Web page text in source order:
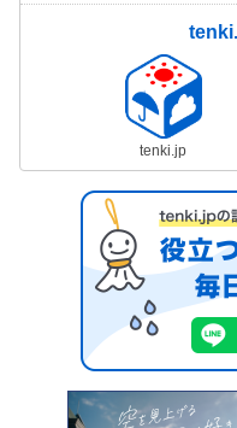
tenki.jp